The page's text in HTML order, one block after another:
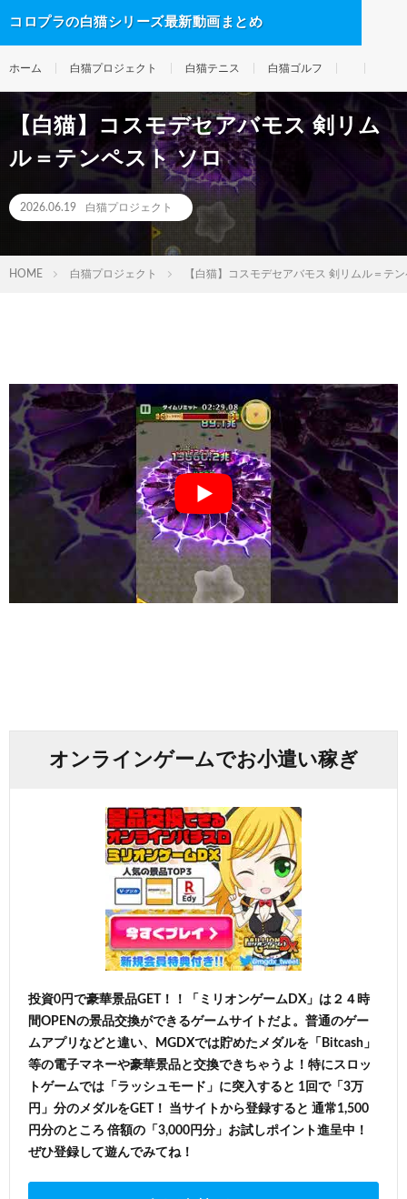
コロプラの白猫シリーズ最新動画まとめ
ホーム 白猫プロジェクト 白猫テニス 白猫ゴルフ
【白猫】コスモデセアバモス 剣リム
ル＝テンペスト ソロ
2026.06.19 白猫プロジェクト
HOME 白猫プロジェクト 【白猫】コスモデセアバモス 剣リムル＝テ
オンラインゲームでお小遣い稼ぎ
投資0円で豪華景品GET！！「ミリオンゲームDX」は２４時
間OPENの景品交換ができるゲームサイトだよ。普通のゲー
ムアプリなどと違い、MGDXでは貯めたメダルを「Bitcash」
等の電子マネーや豪華景品と交換できちゃうよ！特にスロッ
トゲームでは「ラッシュモード」に突入すると 1回で「3万
円」分のメダルをGET！ 当サイトから登録すると 通常1,500
円分のところ 倍額の「3,000円分」お試しポイント進呈中！
ぜひ登録して遊んでみてね！